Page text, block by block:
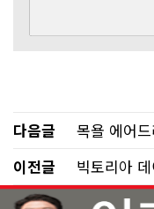
다음글
목욜 에어
이전글
빅토리아